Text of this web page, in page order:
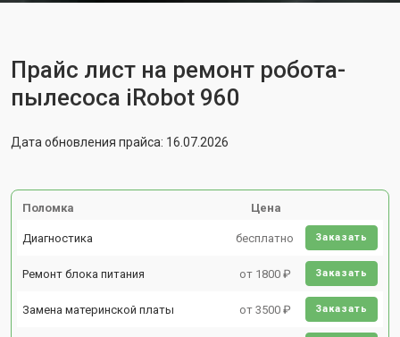
Прайс лист на ремонт робота-
пылесоса iRobot 960
Дата обновления прайса: 16.07.2026
Поломка Цена
Диагностика бесплатно Заказать
Ремонт блока питания от 1800 ₽ Заказать
Замена материнской платы от 3500 ₽ Заказать